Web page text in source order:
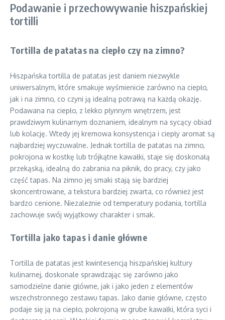
Podawanie i przechowywanie hiszpańskiej
tortilli
Tortilla de patatas na ciepło czy na zimno?
Hiszpańska tortilla de patatas jest daniem niezwykle
uniwersalnym, które smakuje wyśmienicie zarówno na ciepło,
jak i na zimno, co czyni ją idealną potrawą na każdą okazję.
Podawana na ciepło, z lekko płynnym wnętrzem, jest
prawdziwym kulinarnym doznaniem, idealnym na sycący obiad
lub kolację. Wtedy jej kremowa konsystencja i ciepły aromat są
najbardziej wyczuwalne. Jednak tortilla de patatas na zimno,
pokrojona w kostkę lub trójkątne kawałki, staje się doskonałą
przekąską, idealną do zabrania na piknik, do pracy, czy jako
część tapas. Na zimno jej smaki stają się bardziej
skoncentrowane, a tekstura bardziej zwarta, co również jest
bardzo cenione. Niezależnie od temperatury podania, tortilla
zachowuje swój wyjątkowy charakter i smak.
Tortilla jako tapas i danie główne
Tortilla de patatas jest kwintesencją hiszpańskiej kultury
kulinarnej, doskonale sprawdzając się zarówno jako
samodzielne danie główne, jak i jako jeden z elementów
wszechstronnego zestawu tapas. Jako danie główne, często
podaje się ją na ciepło, pokrojoną w grube kawałki, która syci i